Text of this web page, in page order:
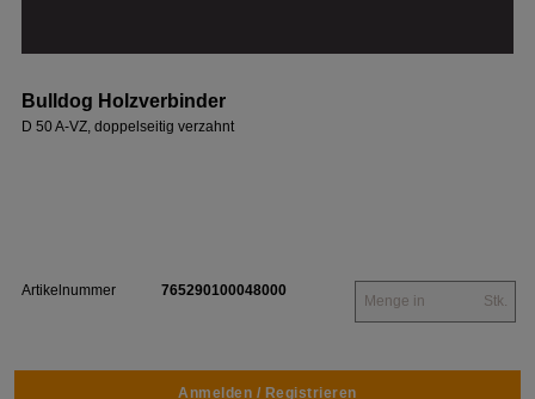
Bulldog Holzverbinder
D 50 A-VZ, doppelseitig verzahnt
Artikelnummer 765290100048000
Stk.
Anmelden / Registrieren